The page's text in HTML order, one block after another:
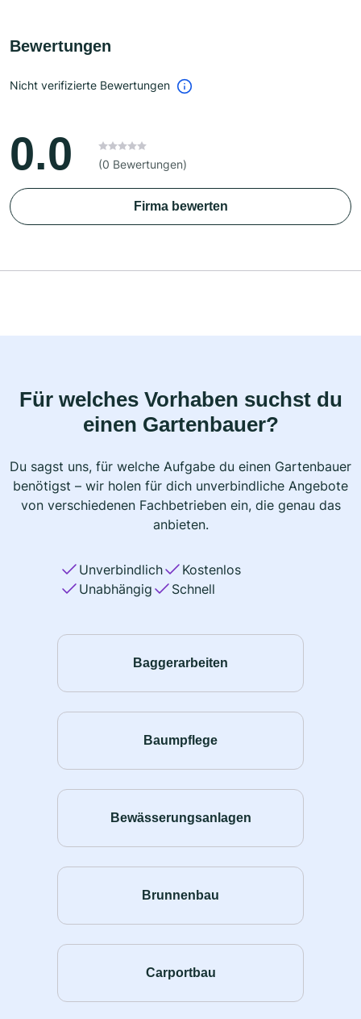
Bewertungen
Nicht verifizierte Bewertungen
0.0 (0 Bewertungen)
Firma bewerten
Für welches Vorhaben suchst du
einen Gartenbauer?
Du sagst uns, für welche Aufgabe du einen Gartenbauer
benötigst – wir holen für dich unverbindliche Angebote
von verschiedenen Fachbetrieben ein, die genau das
anbieten.
Unverbindlich
Kostenlos
Unabhängig
Schnell
Baggerarbeiten
Baumpflege
Bewässerungsanlagen
Brunnenbau
Carportbau